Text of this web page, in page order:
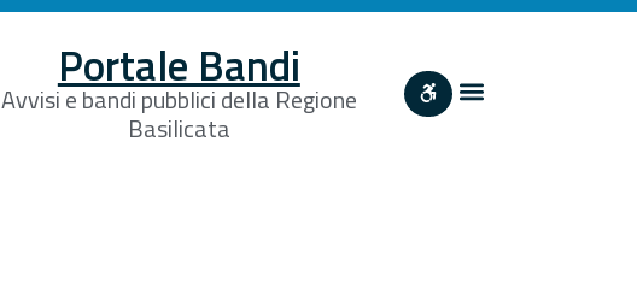
Portale Bandi
Avvisi e bandi pubblici della Regione
Basilicata